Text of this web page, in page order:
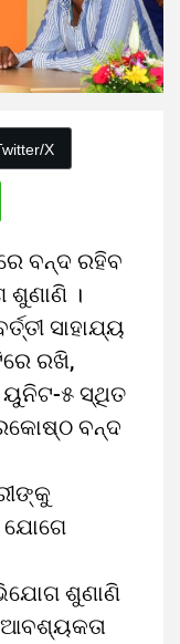
X
ବନ୍ଦ ରହିବ
।
ସାହାଯ୍ୟ
ରଖି,
ୟୁନିଟ-୫ ସ୍ଥିତ
ବନ୍ଦ
ଯୋଗେ
ଶୁଣାଣି
ଆବଶ୍ୟକତା